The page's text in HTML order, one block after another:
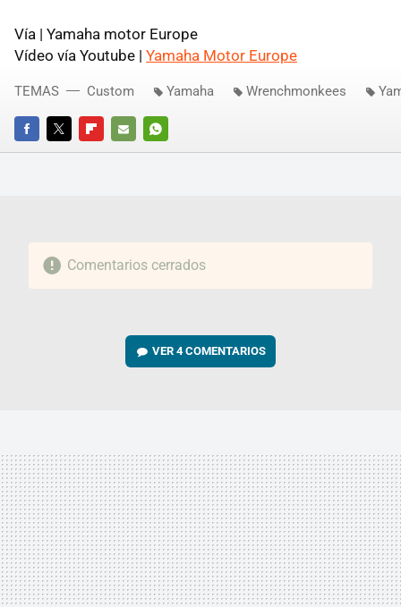
Vía | Yamaha motor Europe
Vídeo vía Youtube | Yamaha Motor Europe
FACEBOOKTWITTERFLIPBOARD
E-
WHATSAPP
TEMAS Custom Yamaha Wrenchmonkees
Comentarios cerrados
VER4 COMENTARIOS